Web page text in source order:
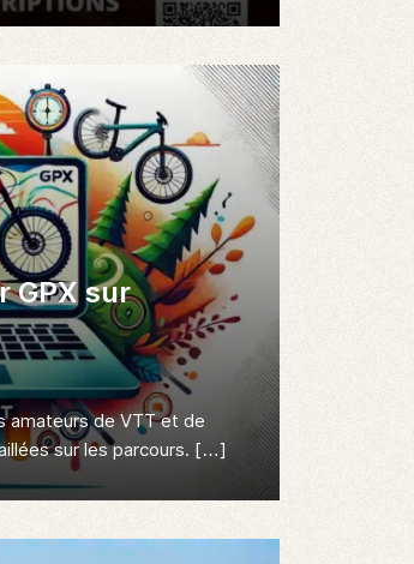
GPX sur
amateurs de VTT et de
sur les parcours. […]